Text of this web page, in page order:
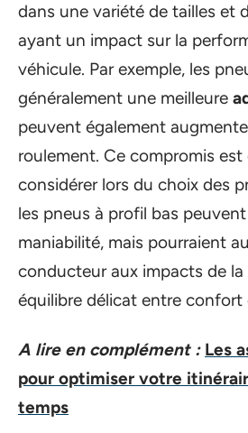
dans une variété de tailles et
ayant un impact sur la
véhicule. Par exemple, les
généralement une meilleure
peuvent également
roulement. Ce compromis est
considérer lors du choix des
les pneus à profil bas
maniabilité, mais pourraient
conducteur aux impacts de
équilibre délicat entre confort
A lire en complément : Les
pour optimiser votre
temps